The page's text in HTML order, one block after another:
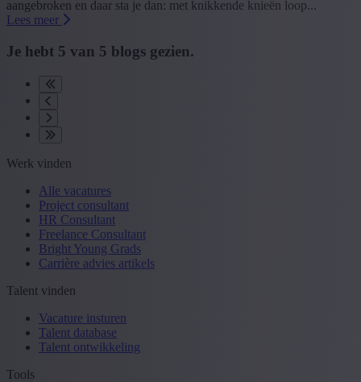
aangebroken en daar sta je dan: met knikkende knieën loop...
Lees meer
Je hebt 5 van 5 blogs gezien.
Werk vinden
Alle vacatures
Project consultant
HR Consultant
Freelance Consultant
Bright Young Grads
Carrière advies artikels
Talent vinden
Vacature insturen
Talent database
Talent ontwikkeling
Tools